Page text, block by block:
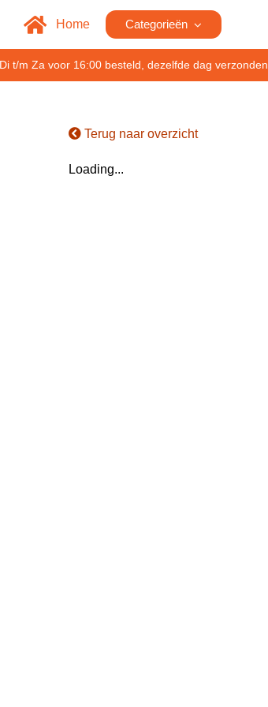
Home Categorieën
t/m Za voor 16:00 besteld, dezelfde dag verzonden
Terug naar overzicht
Loading...